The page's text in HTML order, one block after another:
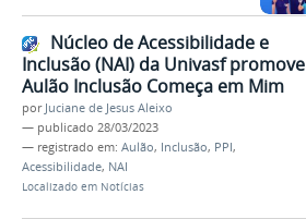
Núcleo de Acessibilidade e
Inclusão (NAI) da Univasf promove
Aulão Inclusão Começa em Mim
por Juciane de Jesus Aleixo
— publicado 28/03/2023
— registrado em: Aulão, Inclusão, PPI,
Acessibilidade, NAI
Localizado em Notícias